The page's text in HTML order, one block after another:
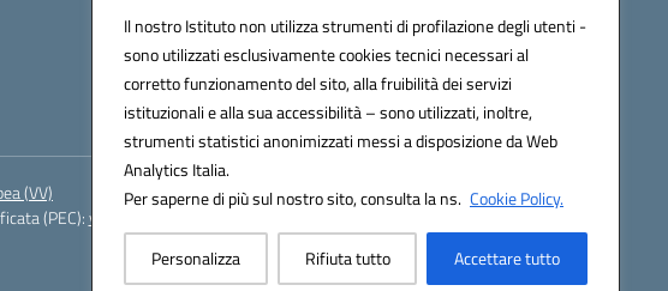
Il nostro Istituto non utilizza strumenti di profilazione degli utenti -
sono utilizzati esclusivamente cookies tecnici necessari al
corretto funzionamento del sito, alla fruibilità dei servizi
istituzionali e alla sua accessibilità – sono utilizzati, inoltre,
strumenti statistici anonimizzati messi a disposizione da Web
Analytics Italia.
Per saperne di più sul nostro sito, consulta la ns. Cookie Policy.
Personalizza Rifiuta tutto Accettare tutto
Gallery
(VV)
(PEC):vvic82200d@pec.istruzione.it